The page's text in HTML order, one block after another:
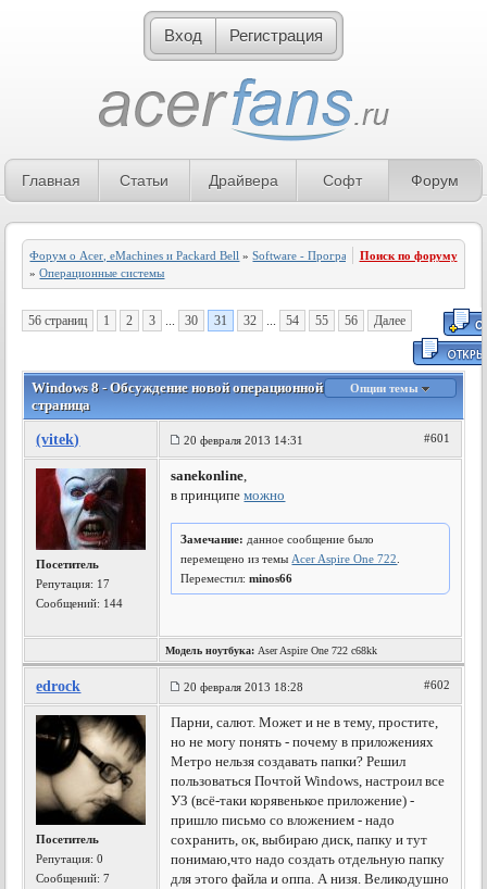
Вход Регистрация
Главная Статьи Драйвера Софт Форум
Форум о Acer, eMachines и Packard Bell »Software - Программное обеспечение
»Операционные системы
Поиск по форуму
56 страниц 1 2 3 ... 30 31 32 ... 54 55 56 Далее
Windows 8 - Обсуждение новой операционной системы - 31
страница
Опции темы
(vitek) 20 февраля 2013 14:31 #601
Посетитель
Репутация: 17
Сообщений: 144
sanekonline,
в принципеможно
Замечание: данное сообщение было
перемещено из темы Acer Aspire One 722
Переместил:minos66
Модель ноутбука: Aser Aspire One 722 c68kk
edrock 20 февраля 2013 18:28 #602
Посетитель
Репутация:0
Сообщений: 7
Парни, салют. Может и не в тему, простите,
но не могу понять - почему в приложениях
Метро нельзя создавать папки? Решил
пользоваться Почтой Windows, настроил все
УЗ (всё-таки корявенькое приложение) -
пришло письмо со вложением - надо
сохранить, ок, выбираю диск, папку и тут
понимаю,что надо создать отдельную папку
для этого файла и оппа. А низя. Великодушно